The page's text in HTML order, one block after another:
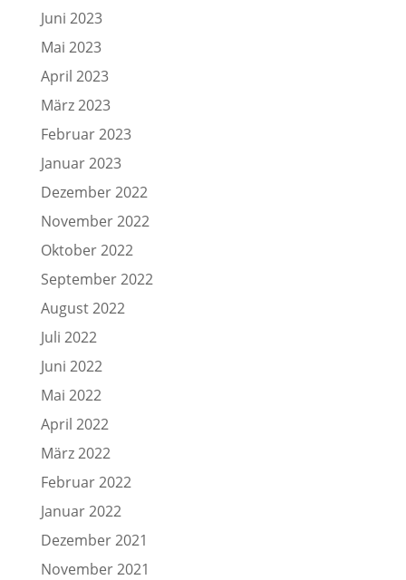
Juni 2023
Mai 2023
April 2023
März 2023
Februar 2023
Januar 2023
Dezember 2022
November 2022
Oktober 2022
September 2022
August 2022
Juli 2022
Juni 2022
Mai 2022
April 2022
März 2022
Februar 2022
Januar 2022
Dezember 2021
November 2021